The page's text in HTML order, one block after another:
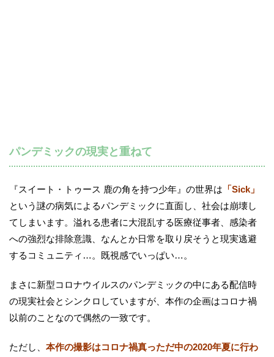
パンデミックの現実と重ねて
『スイート・トゥース 鹿の角を持つ少年』の世界は 「Sick」
という謎の病気によるパンデミックに直面し、社会は崩壊し
てしまいます。溢れる患者に大混乱する医療従事者、感染者
への強烈な排除意識、なんとか日常を取り戻そうと現実逃避
するコミュニティ…。既視感でいっぱい…。
まさに新型コロナウイルスのパンデミックの中にある配信時
の現実社会とシンクロしていますが、本作の企画はコロナ禍
以前のことなので偶然の一致です。
ただし、 本作の撮影はコロナ禍真っただ中の2020年夏に行わ